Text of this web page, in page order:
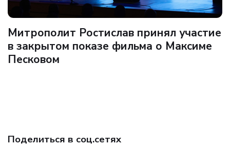
Поделиться в соц.сетях
Митрополит Ростислав принял участие
в закрытом показе фильма о Максиме
Песковом